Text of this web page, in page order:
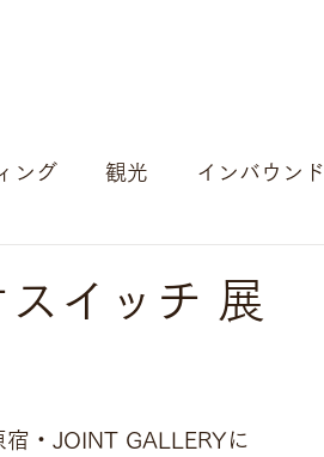
ング 観光 インバウンド
スイッチ 展
・JOINT GALLERYに